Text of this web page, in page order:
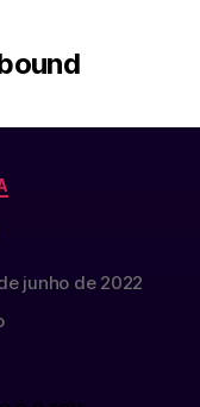
junho de 2022